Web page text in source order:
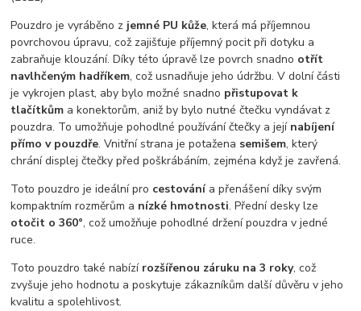
Pouzdro je vyráběno z jemné PU kůže, která má příjemnou
povrchovou úpravu, což zajišťuje příjemný pocit při dotyku a
zabraňuje klouzání. Díky této úpravě lze povrch snadno otřít
navlhčeným hadříkem, což usnadňuje jeho údržbu. V dolní části
je vykrojen plast, aby bylo možné snadno přistupovat k
tlačítkům a konektorům, aniž by bylo nutné čtečku vyndávat z
pouzdra. To umožňuje pohodlné používání čtečky a její nabíjení
přímo v pouzdře. Vnitřní strana je potažena semišem, který
chrání displej čtečky před poškrábáním, zejména když je zavřená.
Toto pouzdro je ideální pro cestování a přenášení díky svým
kompaktním rozměrům a nízké hmotnosti. Přední desky lze
otočit o 360°, což umožňuje pohodlné držení pouzdra v jedné
ruce.
Toto pouzdro také nabízí rozšířenou záruku na 3 roky, což
zvyšuje jeho hodnotu a poskytuje zákazníkům další důvěru v jeho
kvalitu a spolehlivost.